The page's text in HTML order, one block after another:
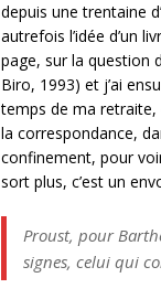
depuis une trentaine
autrefois l’idée d’un
page, sur la question
Biro, 1993) et j’ai
temps de ma retraite,
la correspondance,
confinement, pour
sort plus, c’est un
Proust, pour
signes, celui qui